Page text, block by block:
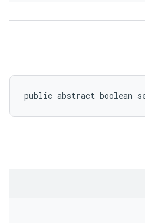
public abstract boolean